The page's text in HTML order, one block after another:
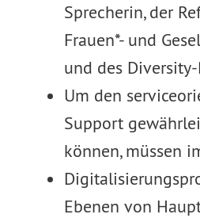
Sprecherin, der
Frauen*- und
und des Diversity-
Um den
Support
können, müssen
Ebenen von